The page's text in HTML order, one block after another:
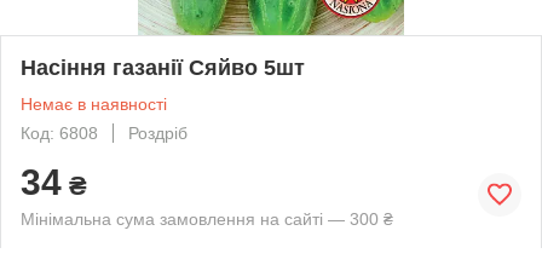
Насіння газанії Сяйво 5шт
Немає в наявності
Код: 6808
Роздріб
34 ₴
Мінімальна сума замовлення на сайті — 300 ₴